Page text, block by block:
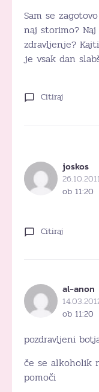
Sam se
naj storimo?
zdravljenje?
je vsak dan
Citiraj
joskos
ob 11:20
Citiraj
al-anon
ob 11:20
pozdravljeni
če se alkoholik
pomoči